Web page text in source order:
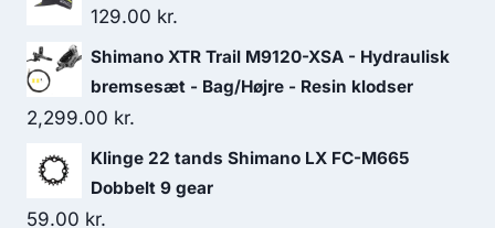
129.00 kr.
Shimano XTR Trail M9120-XSA - Hydraulisk
bremsesæt - Bag/Højre - Resin klodser
2,299.00 kr.
Klinge 22 tands Shimano LX FC-M665
Dobbelt 9 gear
59.00 kr.